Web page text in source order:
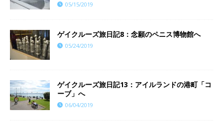
05/15/2019
ゲイクルーズ旅日記8：念願のペニス博物館へ
05/24/2019
ゲイクルーズ旅日記13：アイルランドの港町「コ
ーブ」へ
06/04/2019